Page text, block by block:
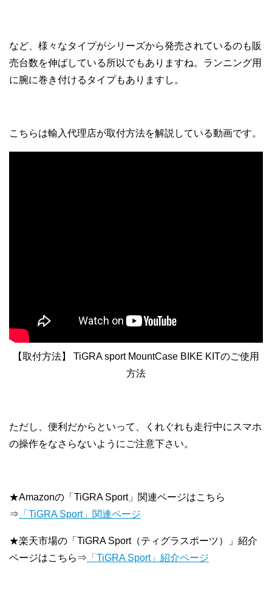
など、様々なタイプがシリーズから発売されているのも販
売台数を伸ばしている所以でもありますね。ランニング用
に腕に巻き付けるタイプもありますし。
こちらは輸入代理店が取付方法を解説している動画です。
【取付方法】 TiGRA sport MountCase BIKE KITのご使用
方法
ただし、便利だからといって、くれぐれも走行中にスマホ
の操作をなさらないようにご注意下さい。
★Amazonの「TiGRA Sport」関連ページはこちら
⇒ 「TiGRA Sport」関連ページ
★楽天市場の「TiGRA Sport（ティグラスポーツ）」紹介
ページはこちら⇒ 「TiGRA Sport」紹介ページ